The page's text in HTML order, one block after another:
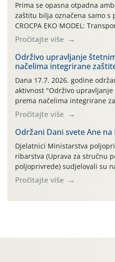
Prima se opasna otpadna
zaštitu bilja označena samo
CROCPA EKO MODEL:
ambalaža drugih proizvoda
bilja (npr. ambalaža od
prihvaća. Korisnicima je
prazne ambalaže isključivo
AGRONOM, ALBAUGH TKI*
Pročitajte više
Održivo upravljanje
načelima integrirane
Dana 17.7. 2026. godine
aktivnost "Održivo
prema načelima integrirane
na pokusnom polju "Poredje",
parcela ID 2445031)
Pročitajte više
Održani Dani svete Ane na
Djelatnici Ministarstva
ribarstva (Uprava za stručnu
poljoprivrede) sudjelovali su
forumu, održanom
tradicije u Putnikovićima na
Pročitajte više